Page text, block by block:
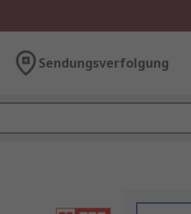
Sendungsverfolgung